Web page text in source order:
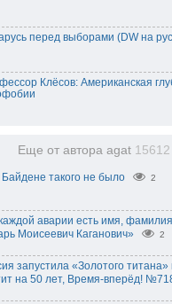
перед выборами (DW на
Клёсов: Американская
Еще от автора agat 15612
такого не было 2
аварии есть имя,
Моисеевич Каганович»
2
запустила «Золотого титана»
на 50 лет, Время-вперёд!